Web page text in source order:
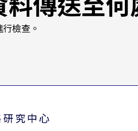
檢查。